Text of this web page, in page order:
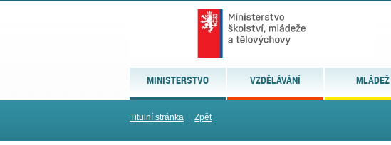
MINISTERSTVO VZDĚLÁVÁNÍ MLÁDEŽ
Titulní stránka Zpět